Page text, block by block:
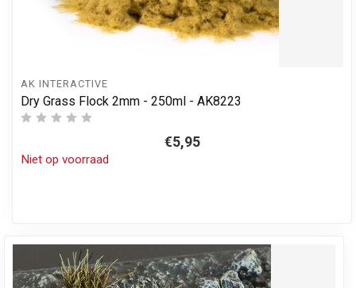
AK INTERACTIVE
Dry Grass Flock 2mm - 250ml - AK8223
€5,95
Niet op voorraad